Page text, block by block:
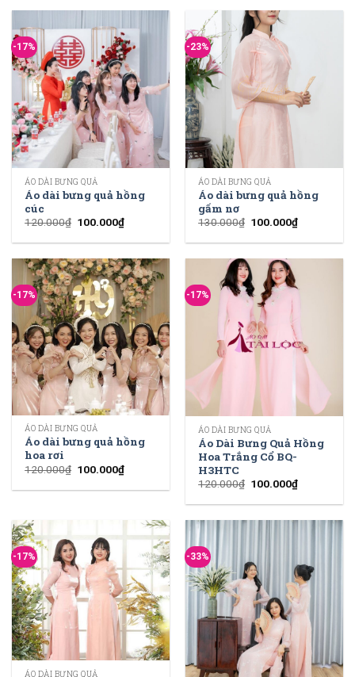
-17%
ÁO DÀI BƯNG QUẢ
Áo dài bưng quả hồng
cúc
120.000₫ 100.000₫
-23%
ÁO DÀI BƯNG QUẢ
Áo dài bưng quả hồng
gấm nơ
130.000₫ 100.000₫
-17%
ÁO DÀI BƯNG QUẢ
Áo dài bưng quả hồng
hoa rơi
120.000₫ 100.000₫
-17%
ÁO DÀI BƯNG QUẢ
Áo Dài Bưng Quả Hồng
Hoa Trắng Cổ BQ-
H3HTC
120.000₫ 100.000₫
-17%
ÁO DÀI BƯNG QUẢ
-33%